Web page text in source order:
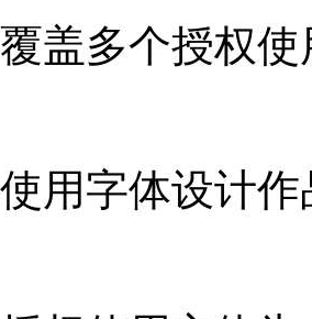
盖多个授权使
用字体设计